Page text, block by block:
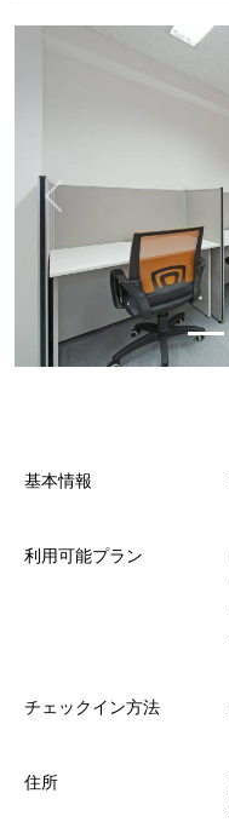
基本情報
利用可能プラン
チェックイン方法
住所